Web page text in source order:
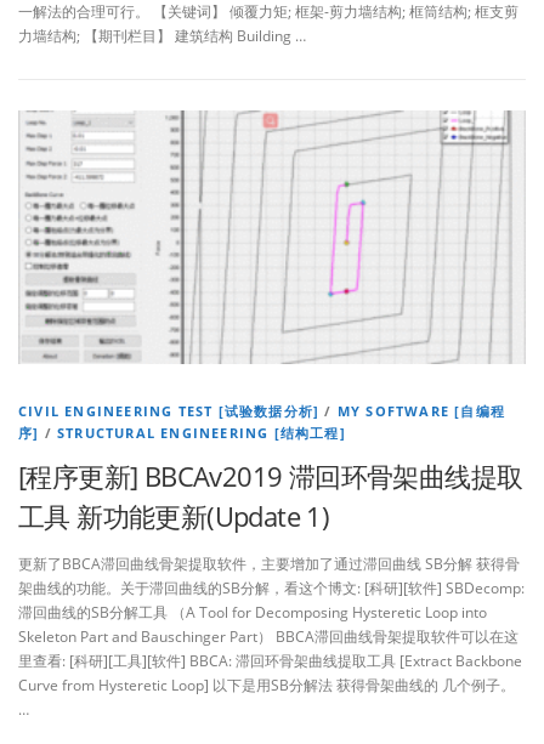
一解法的合理可行。 【关键词】 倾覆力矩; 框架-剪力墙结构; 框筒结构; 框支剪
力墙结构; 【期刊栏目】 建筑结构 Building …
CIVIL ENGINEERING TEST [试验数据分析] / MY SOFTWARE [自编程
序] /STRUCTURAL ENGINEERING [结构工程]
[程序更新] BBCAv2019 滞回环骨架曲线提取
工具 新功能更新(Update 1)
更新了BBCA滞回曲线骨架提取软件，主要增加了通过滞回曲线 SB分解 获得骨
架曲线的功能。关于滞回曲线的SB分解，看这个博文: [科研][软件] SBDecomp:
滞回曲线的SB分解工具 （A Tool for Decomposing Hysteretic Loop into
Skeleton Part and Bauschinger Part） BBCA滞回曲线骨架提取软件可以在这
里查看: [科研][工具][软件] BBCA: 滞回环骨架曲线提取工具 [Extract Backbone
Curve from Hysteretic Loop] 以下是用SB分解法 获得骨架曲线的 几个例子。
…